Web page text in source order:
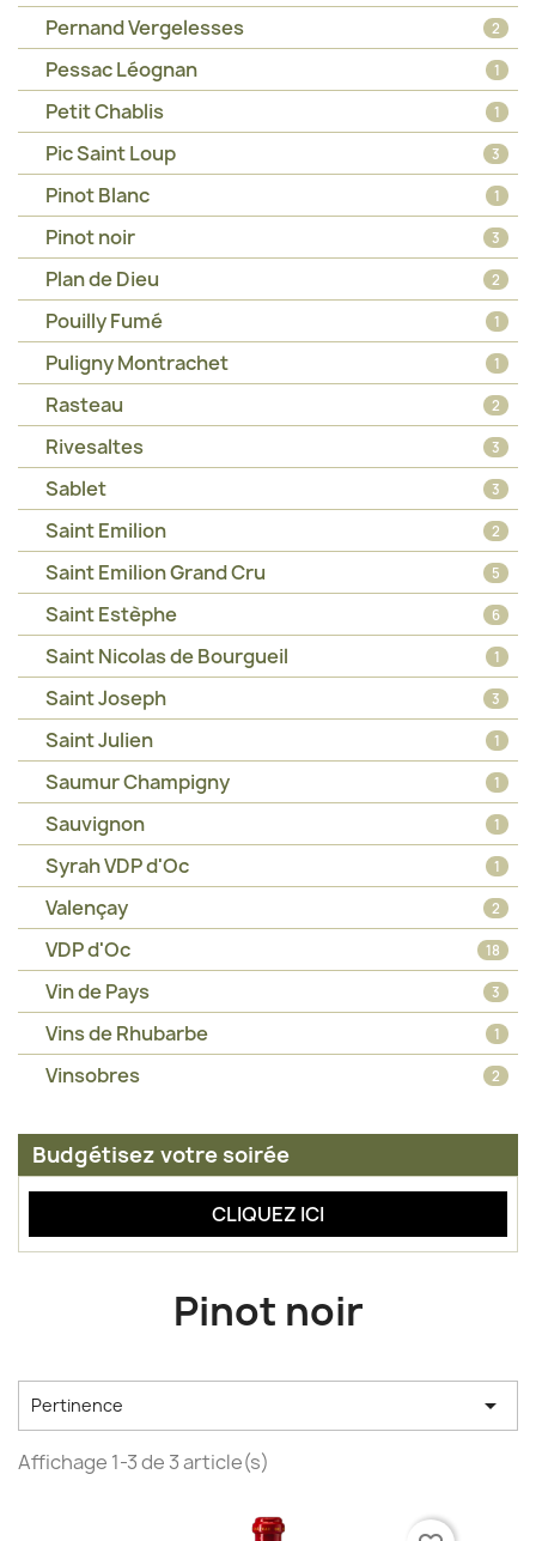
Pernand Vergelesses 2
Pessac Léognan 1
Petit Chablis 1
Pic Saint Loup 3
Pinot Blanc 1
Pinot noir 3
Plan de Dieu 2
Pouilly Fumé 1
Puligny Montrachet 1
Rasteau 2
Rivesaltes 3
Sablet 3
Saint Emilion 2
Saint Emilion Grand Cru 5
Saint Estèphe 6
Saint Nicolas de Bourgueil 1
Saint Joseph 3
Saint Julien 1
Saumur Champigny 1
Sauvignon 1
Syrah VDP d'Oc 1
Valençay 2
VDP d'Oc 18
Vin de Pays 3
Vins de Rhubarbe 1
Vinsobres 2
Budgétisez votre soirée
CLIQUEZ ICI
Pinot noir
Pertinence 
Affichage 1-3 de 3 article(s)